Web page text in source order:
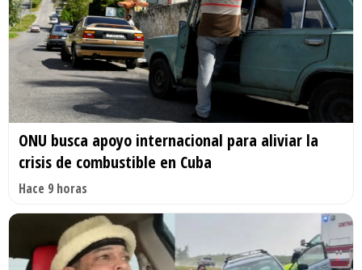
ONU busca apoyo internacional para aliviar la
crisis de combustible en Cuba
Hace 9 horas